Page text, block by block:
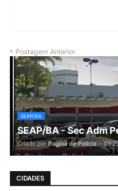
Postagem Anterior
SEAP/BA
SEAP/BA - Sec Adm
Criado por Pagina de Polícia -
CIDADES